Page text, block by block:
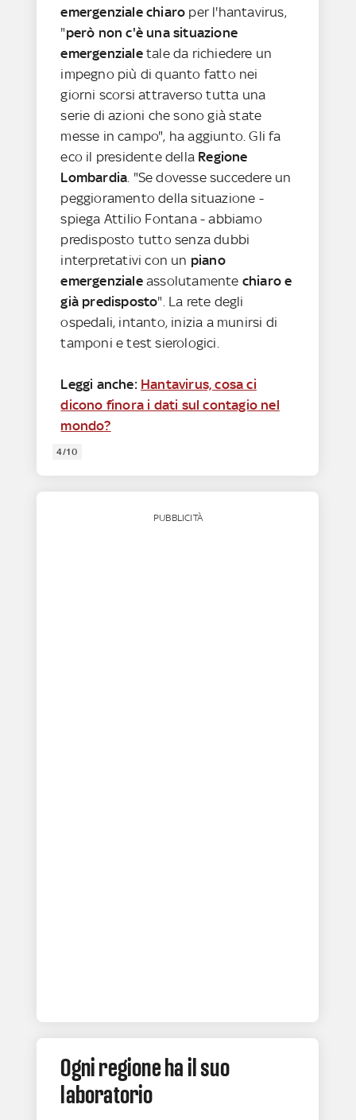
emergenziale chiaro per l'hantavirus,
"però non c'è una situazione
emergenzialetale da richiedere un
impegno più di quanto fatto nei
giorni scorsi attraverso tutta una
serie di azioni che sono già state
messe in campo", ha aggiunto. Gli fa
eco il presidente della Regione
Lombardia . "Se dovesse succedere un
peggioramento della situazione -
spiega Attilio Fontana - abbiamo
predisposto tutto senza dubbi
interpretativi con un piano
emergenzialeassolutamente chiaro e
già predisposto". La rete degli
ospedali, intanto, inizia a munirsi di
tamponi e test sierologici.
Leggi anche: Hantavirus, cosa ci
dicono finora i dati sul contagio nel
mondo?
4/10
PUBBLICITÀ
Ogni regione ha il suo
laboratorio